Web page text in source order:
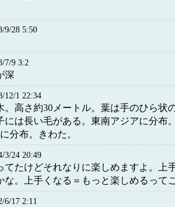
9/28 5:50
7/9 3:2
深
12/1 22:34
。高さ約30メートル。葉は手のひら状
には長い毛がある。東南アジアに分布
分布。きわた。
3/24 20:49
てたけどそれなりに楽しめますよ。上
な。上手くなる＝もっと楽しめるって
6/17 2:11